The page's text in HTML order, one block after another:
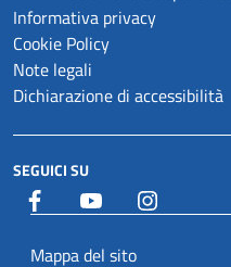
Informativa privacy
Cookie Policy
Note legali
Dichiarazione di accessibilità
SEGUICI SU
Facebook YouTube
Mappa del sito